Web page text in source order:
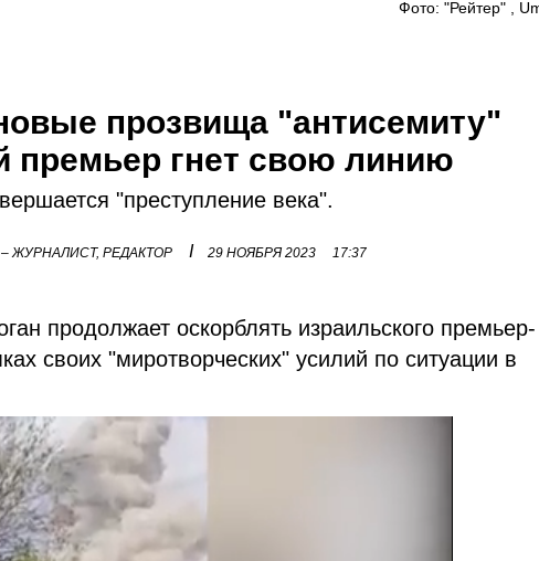
Фото: "Рейтер" ,
прозвища "антисемиту"
премьер гнет свою линию
"преступление века".
ЖУРНАЛИСТ, РЕДАКТОР I 29 НОЯБРЯ 2023 17:37
продолжает оскорблять израильского премьер-
своих "миротворческих" усилий по ситуации в